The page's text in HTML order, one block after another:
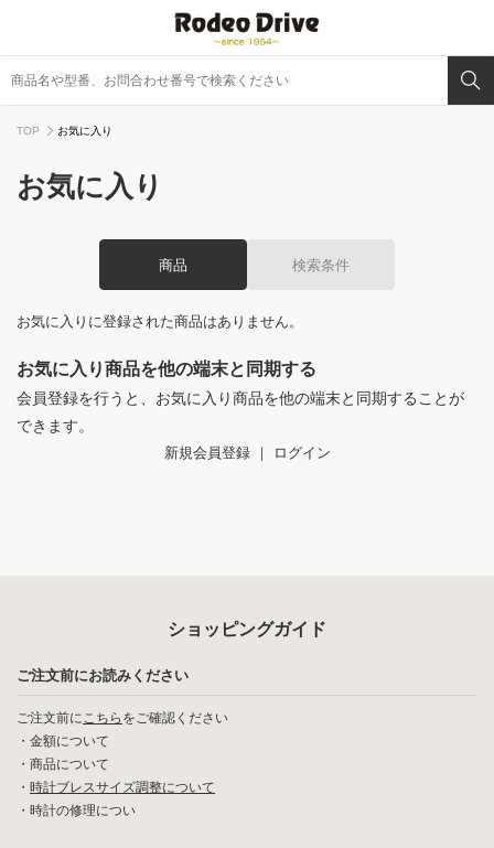
TOP お気に入り
お気に入り
商品 検索条件
お気に入りに登録された商品はありません。
お気に入り商品を他の端末と同期する
会員登録を行うと、お気に入り商品を他の端末と同期することが
できます。
新規会員登録｜ ログイン
ショッピングガイド
ご注文前にお読みください
ご注文前にこちら をご確認ください
・ 金額について
・ 商品について
・ 時計ブレスサイズ調整について
・ 時計の修理につい